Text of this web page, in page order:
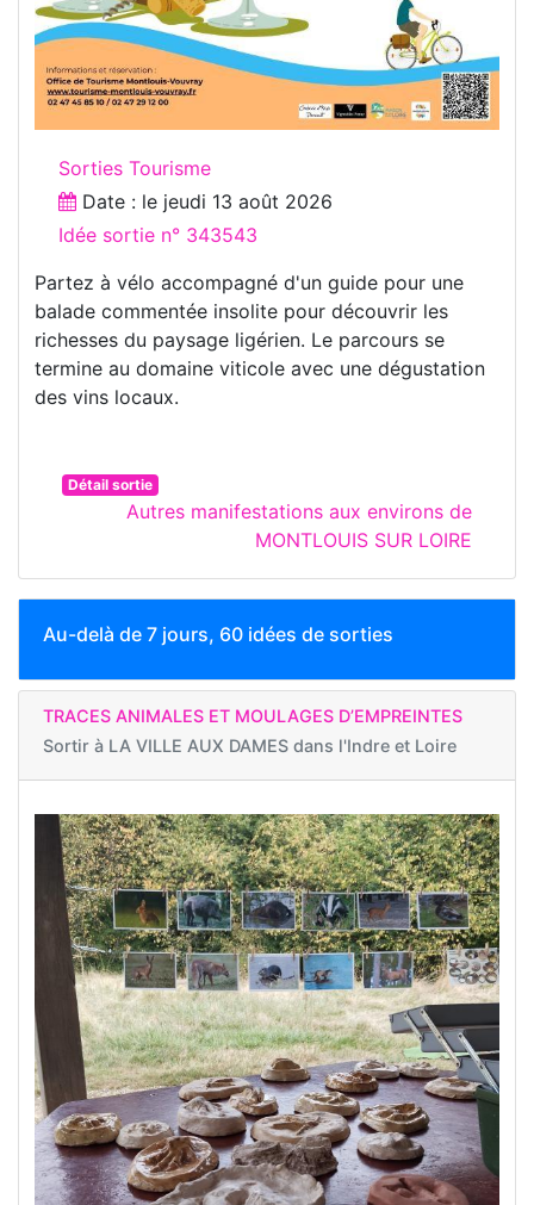
Sorties Tourisme
Date : le jeudi 13 août 2026
Idée sortie n° 343543
Partez à vélo accompagné d'un guide pour une
balade commentée insolite pour découvrir les
richesses du paysage ligérien. Le parcours se
termine au domaine viticole avec une dégustation
des vins locaux.
Détail sortie
Autres manifestations aux environs de
MONTLOUIS SUR LOIRE
Au-delà de 7 jours, 60 idées de sorties
TRACES ANIMALES ET MOULAGES D’EMPREINTES
Sortir à LA VILLE AUX DAMES dans l'Indre et Loire